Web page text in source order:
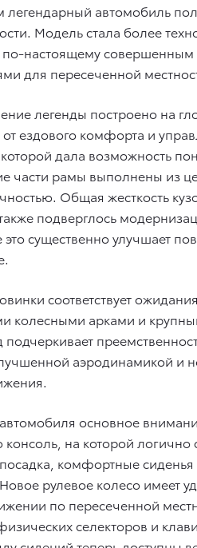
легендарный автомобиль
Модель стала более
по-настоящему
для пересеченной
легенды построено на
ездового комфорта и
дала возможность
части рамы выполнены из
Общая жесткость
подверглось
это существенно улучшает
соответствует
колесными арками и
аэродинамикой и
основное
консоль, на которой
комфортные
рулевое колесо имеет
по пересеченной
селекторов и